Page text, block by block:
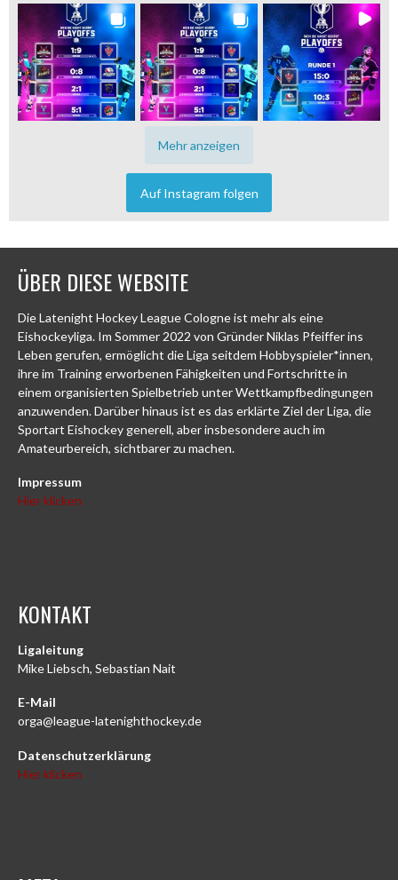
Mehr anzeigen
Auf Instagram folgen
ÜBER DIESE WEBSITE
Die Latenight Hockey League Cologne ist mehr als eine
Eishockeyliga. Im Sommer 2022 von Gründer Niklas Pfeiffer ins
Leben gerufen, ermöglicht die Liga seitdem Hobbyspieler*innen,
ihre im Training erworbenen Fähigkeiten und Fortschritte in
einem organisierten Spielbetrieb unter Wettkampfbedingungen
anzuwenden. Darüber hinaus ist es das erklärte Ziel der Liga, die
Sportart Eishockey generell, aber insbesondere auch im
Amateurbereich, sichtbarer zu machen.
Impressum
Hier klicken
KONTAKT
Ligaleitung
Mike Liebsch, Sebastian Nait
E-Mail
orga@league-latenighthockey.de
Datenschutzerklärung
Hier klicken